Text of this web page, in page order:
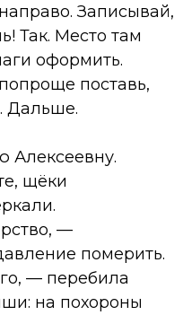
Записывай,
Так. Место там
оформить.
поставь,
Дальше.
Алексеевну.
щёки
—
померить.
— перебила
на похороны